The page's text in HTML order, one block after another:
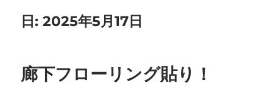
日:2025年5月17日
廊下フローリング貼り！